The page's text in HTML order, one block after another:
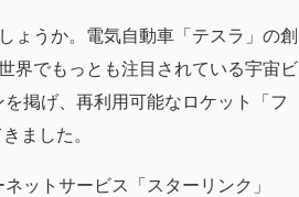
ょうか。電気自動車「テスラ」の創
界でもっとも注目されている宇宙ビ
掲げ、再利用可能なロケット「フ
ました。
ットサービス「スターリンク」